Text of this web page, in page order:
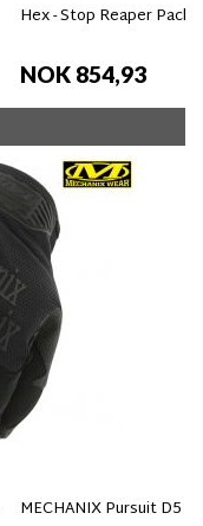
Hex - Stop Reaper Pack
NOK 854,93
MECHANIX Pursuit D5